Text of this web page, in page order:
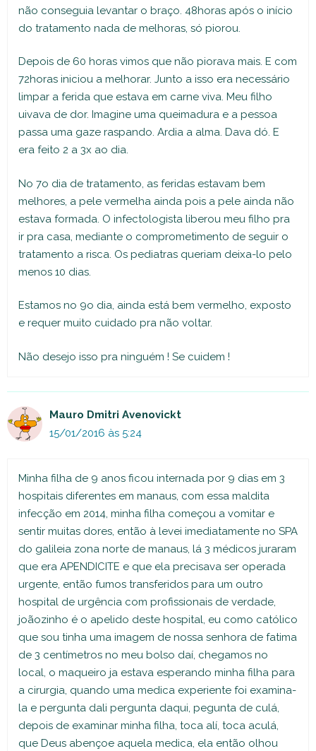
não conseguia levantar o braço. 48horas após o início
do tratamento nada de melhoras, só piorou.
Depois de 60 horas vimos que não piorava mais. E com
72horas iniciou a melhorar. Junto a isso era necessário
limpar a ferida que estava em carne viva. Meu filho
uivava de dor. Imagine uma queimadura e a pessoa
passa uma gaze raspando. Ardia a alma. Dava dó. E
era feito 2 a 3x ao dia.
No 7o dia de tratamento, as feridas estavam bem
melhores, a pele vermelha ainda pois a pele ainda não
estava formada. O infectologista liberou meu filho pra
ir pra casa, mediante o comprometimento de seguir o
tratamento a risca. Os pediatras queriam deixa-lo pelo
menos 10 dias.
Estamos no 9o dia, ainda está bem vermelho, exposto
e requer muito cuidado pra não voltar.
Não desejo isso pra ninguém ! Se cuidem !
Mauro Dmitri Avenovickt
15/01/2016 às 5:24
Minha filha de 9 anos ficou internada por 9 dias em 3
hospitais diferentes em manaus, com essa maldita
infecção em 2014, minha filha começou a vomitar e
sentir muitas dores, então à levei imediatamente no SPA
do galileia zona norte de manaus, lá 3 médicos juraram
que era APENDICITE e que ela precisava ser operada
urgente, então fumos transferidos para um outro
hospital de urgência com profissionais de verdade,
joãozinho é o apelido deste hospital, eu como católico
que sou tinha uma imagem de nossa senhora de fatima
de 3 centímetros no meu bolso daí, chegamos no
local, o maqueiro ja estava esperando minha filha para
a cirurgia, quando uma medica experiente foi examina-
la e pergunta dali pergunta daqui, pegunta de culá,
depois de examinar minha filha, toca alí, toca aculá,
que Deus abençoe aquela medica, ela então olhou